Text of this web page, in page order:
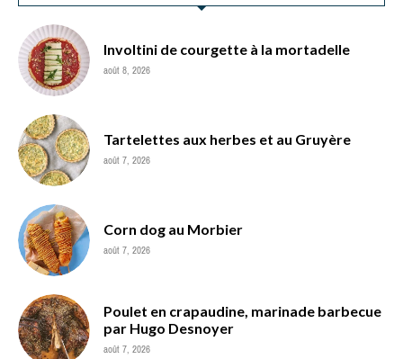
Involtini de courgette à la mortadelle
août 8, 2026
Tartelettes aux herbes et au Gruyère
août 7, 2026
Corn dog au Morbier
août 7, 2026
Poulet en crapaudine, marinade barbecue
par Hugo Desnoyer
août 7, 2026